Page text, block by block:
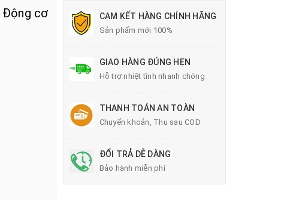
Động cơ
CAM KẾT HÀNG CHÍNH HÃNG
Sản phẩm mới 100%
GIAO HÀNG ĐÚNG HẸN
Hỗ trợ nhiệt tình nhanh chóng
THANH TOÁN AN TOÀN
Chuyển khoản, Thu sau COD
ĐỔI TRẢ DỄ DÀNG
Bảo hành miễn phí